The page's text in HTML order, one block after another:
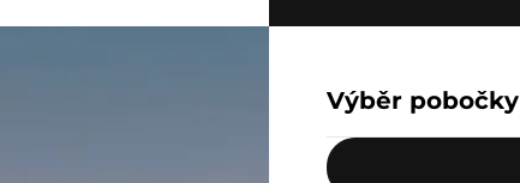
Výběr pobočky